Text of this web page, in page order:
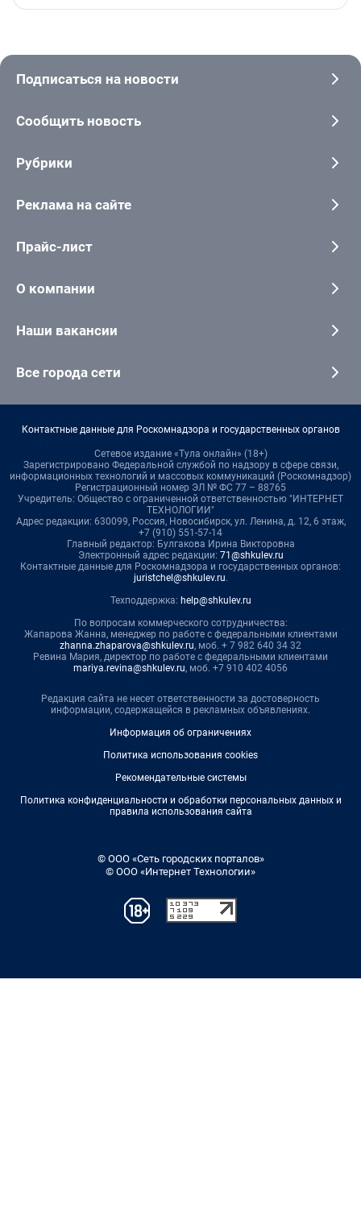
Подписаться на новости
Сообщить новость
Рубрики
Реклама на сайте
Прайс-лист
О компании
Наши вакансии
Все города сети
Контактные данные для Роскомнадзора и государственных органов
Сетевое издание «Тула онлайн» (18+)
Зарегистрировано Федеральной службой по надзору в сфере связи,
информационных технологий и массовых коммуникаций (Роскомнадзор)
Регистрационный номер ЭЛ № ФС 77 – 88765
Учредитель: Общество с ограниченной ответственностью "ИНТЕРНЕТ
ТЕХНОЛОГИИ"
Адрес редакции: 630099, Россия, Новосибирск, ул. Ленина, д. 12, 6 этаж,
+7 (910) 551-57-14
Главный редактор: Булгакова Ирина Викторовна
Электронный адрес редакции: 71@shkulev.ru
Контактные данные для Роскомнадзора и государственных органов:
juristchel@shkulev.ru.
Техподдержка: help@shkulev.ru
По вопросам коммерческого сотрудничества:
Жапарова Жанна, менеджер по работе с федеральными клиентами
zhanna.zhaparova@shkulev.ru, моб. + 7 982 640 34 32
Ревина Мария, директор по работе с федеральными клиентами
mariya.revina@shkulev.ru, моб. +7 910 402 4056
Редакция сайта не несет ответственности за достоверность
информации, содержащейся в рекламных объявлениях.
Информация об ограничениях
Политика использования cookies
Рекомендательные системы
Политика конфиденциальности и обработки персональных данных и
правила использования сайта
© ООО «Сеть городских порталов»
© ООО «Интернет Технологии»